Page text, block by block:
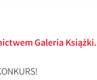
Galeria Książki.